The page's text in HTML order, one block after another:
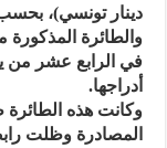
دينار تونسي)،
والطائرة
أدراجها.
وكانت هذه الطائرة
المصادرة وظلت